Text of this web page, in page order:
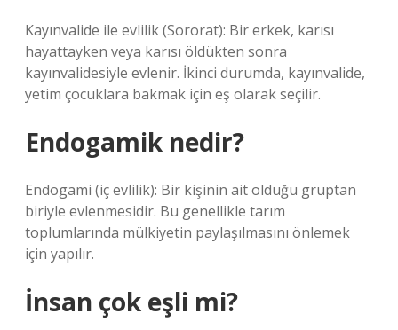
Kayınvalide ile evlilik (Sororat): Bir erkek, karısı
hayattayken veya karısı öldükten sonra
kayınvalidesiyle evlenir. İkinci durumda, kayınvalide,
yetim çocuklara bakmak için eş olarak seçilir.
Endogamik nedir?
Endogami (iç evlilik): Bir kişinin ait olduğu gruptan
biriyle evlenmesidir. Bu genellikle tarım
toplumlarında mülkiyetin paylaşılmasını önlemek
için yapılır.
İnsan çok eşli mi?